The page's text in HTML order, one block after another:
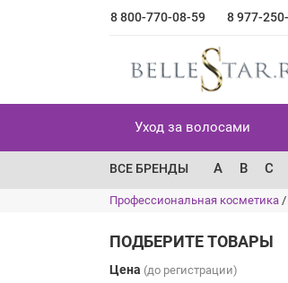
8 800-770-08-59 8 977-
Уход за волосами
ВСЕ БРЕНДЫ A B C
Профессиональная косметика /
ПОДБЕРИТЕ ТОВАРЫ
Цена (до регистрации)